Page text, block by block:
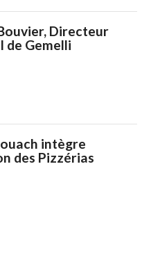
Directeur
de Gemelli
intègre
des Pizzérias